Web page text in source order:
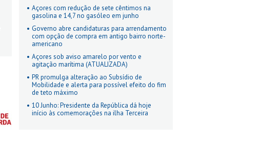
Açores com redução de sete cêntimos na
gasolina e 14,7 no gasóleo em junho
Governo abre candidaturas para arrendamento
com opção de compra em antigo bairro norte-
americano
Açores sob aviso amarelo por vento e
agitação marítima (ATUALIZADA)
PR promulga alteração ao Subsídio de
Mobilidade e alerta para possível efeito do fim
de teto máximo
10 Junho: Presidente da República dá hoje
início às comemorações na ilha Terceira